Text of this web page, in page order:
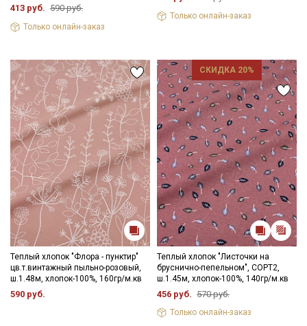
413 руб. 590 руб.
Только онлайн-заказ
Только онлайн-заказ
Теплый хлопок "Флора - пунктир"
цв.т.винтажный пыльно-розовый,
ш.1.48м, хлопок-100%, 160гр/м.кв
590 руб.
СКИДКА 20%
Теплый хлопок "Листочки на
бруснично-пепельном", СОРТ2,
ш.1.45м, хлопок-100%, 140гр/м.кв
456 руб. 570 руб.
Только онлайн-заказ